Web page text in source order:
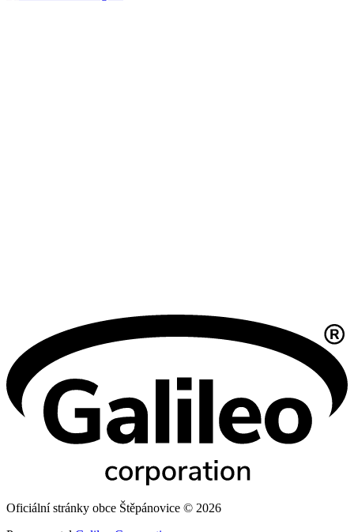
Oficiální stránky obce Štěpánovice © 2026